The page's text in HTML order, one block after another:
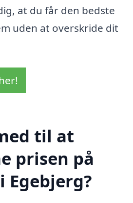
at du får den bedste
uden at overskride dit
til at
prisen på
Egebjerg?